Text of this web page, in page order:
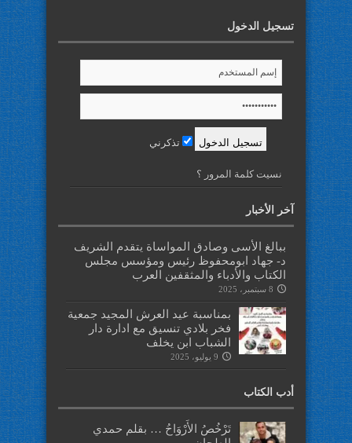
تسجيل الدخول
تذكرني
نسيت كلمة المرور ؟
آخر الأخبار
ببالغ الأسى وصادق المواساة يتقدم الشريف
د- جهاد ابومحفوظ رئيس ومؤسس مجلس
الكتاب والأدباء والمثقفين العرب
8 سبتمبر، 2025
بمناسبة عيد العرش المجيد جمعية
فخر بلادي تنسيق مع ادارة دار
الشباب ابن يخلف
9 يوليو، 2025
أدب الكتاب
تَرْخُصُ الأَرْوَاحُ … بقلم حمدي